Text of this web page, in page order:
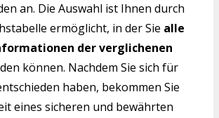
an. Die Auswahl ist Ihnen durch
ermöglicht, in der Sie alle
der verglichenen
können. Nachdem Sie sich für
haben, bekommen Sie
eines sicheren und bewährten